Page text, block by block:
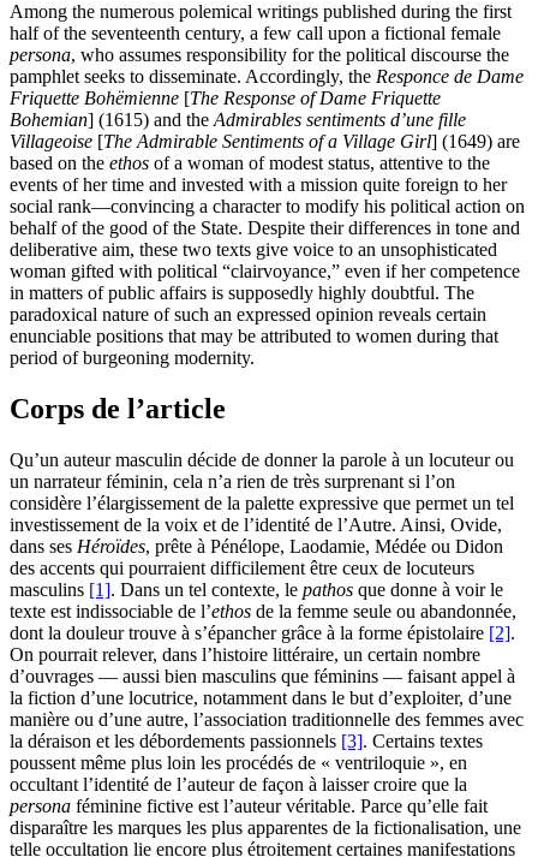
Among the numerous polemical writings published during the first
half of the seventeenth century, a few call upon a fictional female
persona, who assumes responsibility for the political discourse the
pamphlet seeks to disseminate. Accordingly, the Responce de Dame
Friquette Bohëmienne [The Response of Dame Friquette
Bohemian] (1615) and the Admirables sentiments d’une fille
Villageoise [The Admirable Sentiments of a Village Girl] (1649) are
based on the ethos of a woman of modest status, attentive to the
events of her time and invested with a mission quite foreign to her
social rank—convincing a character to modify his political action on
behalf of the good of the State. Despite their differences in tone and
deliberative aim, these two texts give voice to an unsophisticated
woman gifted with political “clairvoyance,” even if her competence
in matters of public affairs is supposedly highly doubtful. The
paradoxical nature of such an expressed opinion reveals certain
enunciable positions that may be attributed to women during that
period of burgeoning modernity.
Corps de l’article
Qu’un auteur masculin décide de donner la parole à un locuteur ou
un narrateur féminin, cela n’a rien de très surprenant si l’on
considère l’élargissement de la palette expressive que permet un tel
investissement de la voix et de l’identité de l’Autre. Ainsi, Ovide,
dans ses Héroïdes, prête à Pénélope, Laodamie, Médée ou Didon
des accents qui pourraient difficilement être ceux de locuteurs
masculins [1]. Dans un tel contexte, le pathos que donne à voir le
texte est indissociable de l’ethos de la femme seule ou abandonnée,
dont la douleur trouve à s’épancher grâce à la forme épistolaire [2].
On pourrait relever, dans l’histoire littéraire, un certain nombre
d’ouvrages — aussi bien masculins que féminins — faisant appel à
la fiction d’une locutrice, notamment dans le but d’exploiter, d’une
manière ou d’une autre, l’association traditionnelle des femmes avec
la déraison et les débordements passionnels [3]. Certains textes
poussent même plus loin les procédés de « ventriloquie », en
occultant l’identité de l’auteur de façon à laisser croire que la
persona féminine fictive est l’auteur véritable. Parce qu’elle fait
disparaître les marques les plus apparentes de la fictionalisation, une
telle occultation lie encore plus étroitement certaines manifestations